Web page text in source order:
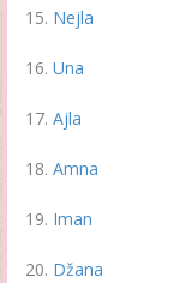
Nejla
Una
Ajla
Amna
Iman
Džana